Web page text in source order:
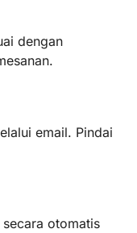
dengan
email. Pindai
otomatis